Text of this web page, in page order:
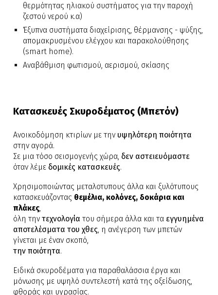
θερμότητας ηλιακού συστήματος για την παροχή
ζεστού νερού κ.α)
Έξυπνα συστήματα διαχείρισης, θέρμανσης - ψύξης,
απομακρυσμένου ελέγχου και παρακολούθησης
(smart home).
Αναβάθμιση φωτισμού, αερισμού, σκίασης
Κατασκευές Σκυροδέματος (Μπετόν)
Ανοικοδόμηση κτιρίων με την υψηλότερη ποιότητα
στην αγορά.
Σε μια τόσο σεισμογενής χώρα, δεν αστειευόμαστε
όταν λέμε δομικές κατασκευές.
Χρησιμοποιώντας μεταλοτυπους άλλα και ξυλότυπους
κατασκευάζοντας θεμέλια, κολόνες, δοκάρια και
πλάκες
όλη τηντεχνολογίατου σήμερα άλλα και τα εγγυημένα
αποτελέσματα του χθες , η ανέγερση των μπετών
γίνεται με έναν σκοπό,
την ποιότητα.
Ειδικά σκυροδέματα για παραθαλάσσια έργα και
μόνωσης με υψηλό συντελεστή κατά της οξείδωσης,
φθοράς και υγρασίας.